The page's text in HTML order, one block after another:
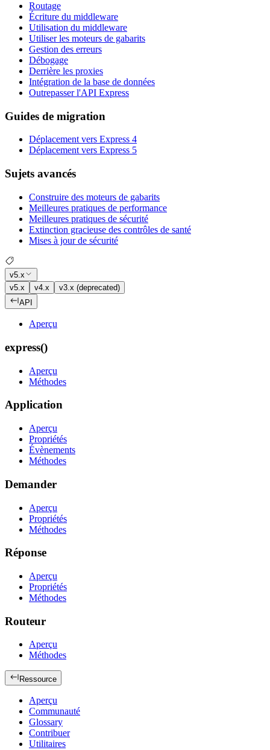
Routage
Écriture du middleware
Utilisation du middleware
Utiliser les moteurs de gabarits
Gestion des erreurs
Débogage
Derrière les proxies
Intégration de la base de données
Outrepasser l'API Express
Guides de migration
Déplacement vers Express 4
Déplacement vers Express 5
Sujets avancés
Construire des moteurs de gabarits
Meilleures pratiques de performance
Meilleures pratiques de sécurité
Extinction gracieuse des contrôles de santé
Mises à jour de sécurité
v5.x
v5.x
v4.x
v3.x (deprecated)
API
Aperçu
express()
Aperçu
Méthodes
Application
Aperçu
Propriétés
Évènements
Méthodes
Demander
Aperçu
Propriétés
Méthodes
Réponse
Aperçu
Propriétés
Méthodes
Routeur
Aperçu
Méthodes
Ressource
Aperçu
Communauté
Glossary
Contribuer
Utilitaires